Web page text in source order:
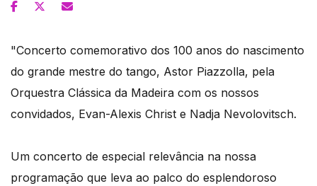
"Concerto comemorativo dos 100 anos do nascimento
do grande mestre do tango, Astor Piazzolla, pela
Orquestra Clássica da Madeira com os nossos
convidados, Evan-Alexis Christ e Nadja Nevolovitsch.
Um concerto de especial relevância na nossa
programação que leva ao palco do esplendoroso